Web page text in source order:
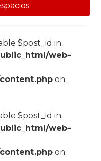
$post_id in
web-
on
$post_id in
web-
on